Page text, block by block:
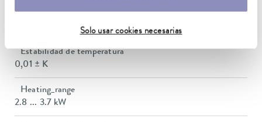
Solo usar cookies necesarias
Temperatura ambiente
Estabilidad de temperatura
0,01 ± K
Heating_range
2.8 ... 3.7 kW